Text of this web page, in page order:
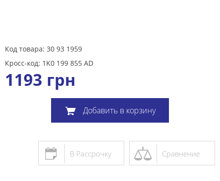
Код товара: 30 93 1959
Кросс-код: 1K0 199 855 AD
1193 грн
Добавить в корзину
Сравнение
В Рассрочку